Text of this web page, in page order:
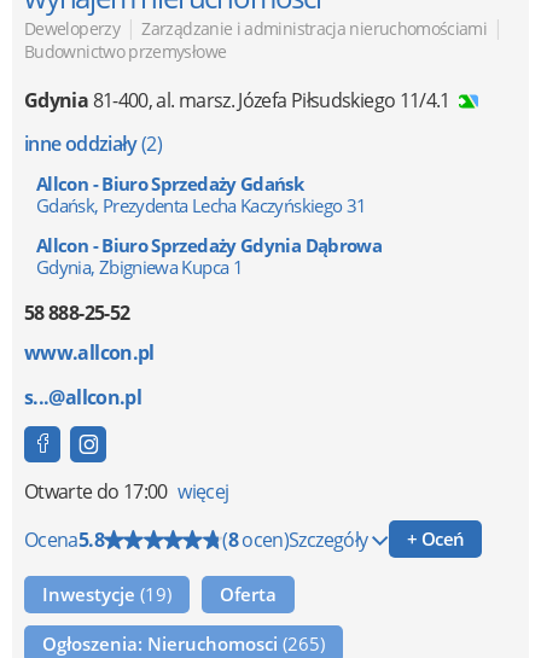
Deweloperzy | Zarządzanie i administracja nieruchomościami |
Budownictwo przemysłowe
Gdynia81-400,al. marsz. Józefa Piłsudskiego 11/4.1
inne oddziały(2)
Allcon - Biuro Sprzedaży Gdańsk
Gdańsk, Prezydenta Lecha Kaczyńskiego 31
Allcon - Biuro Sprzedaży Gdynia Dąbrowa
Gdynia, Zbigniewa Kupca 1
58 888-25-52
www.allcon.pl
s...@allcon.pl
Otwartedo 17:00 więcej
Ocena5.8 (8ocen)Szczegóły + Oceń
Inwestycje (19) Oferta
Ogłoszenia: Nieruchomosci (265)